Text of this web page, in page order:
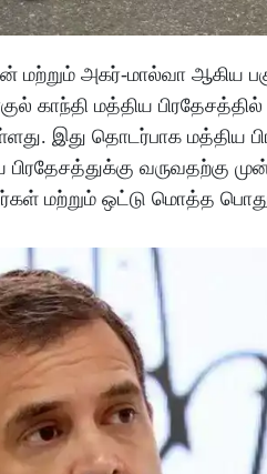
அகர்-மால்வா ஆகிய
காந்தி மத்திய
இது தொடர்பாக மத்திய
பிரதேசத்துக்கு
மற்றும் ஒட்டு மொத்த